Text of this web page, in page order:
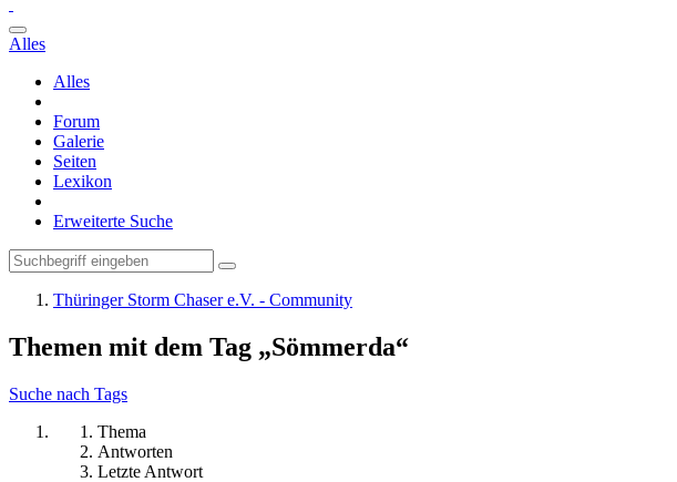
Alles
Alles
Forum
Galerie
Seiten
Lexikon
Erweiterte Suche
Thüringer Storm Chaser e.V. - Community
Themen mit dem Tag „Sömmerda“
Suche nach Tags
Thema
Antworten
Letzte Antwort